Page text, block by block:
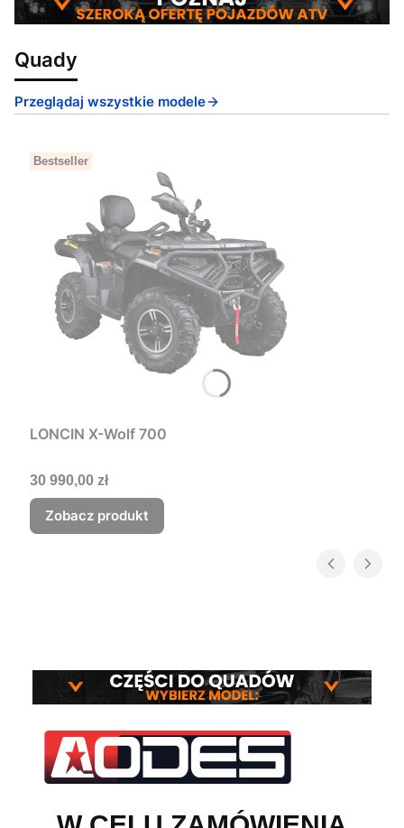
Quady
Przeglądaj wszystkie modele
Bestseller
LONCIN X-Wolf 700
Cena
30 990,00 zł
Zobacz produkt